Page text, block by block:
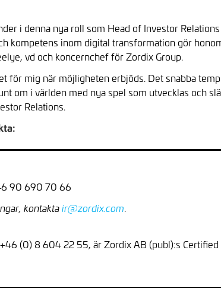
i denna nya roll som Head of Investor
kompetens inom digital transformation gör
vd och koncernchef för Zordix Group.
för mig när möjligheten erbjöds. Det snabba
om i världen med nya spel som utvecklas och
Relations.
90 690 70 66
kontaktair@zordix.com.
(0) 8 604 22 55, är Zordix AB (publ):s Certified